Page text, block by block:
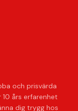
och prisvärda
års erfarenhet
dig trygg hos